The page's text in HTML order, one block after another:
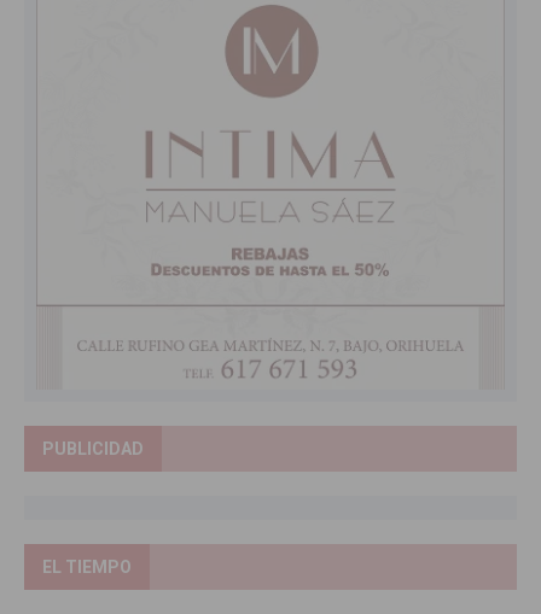
PUBLICIDAD
EL TIEMPO